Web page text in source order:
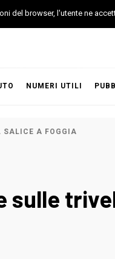
NUMERI UTILI
SALICE A FOGGIA
sulle
del browser, l'utente ne